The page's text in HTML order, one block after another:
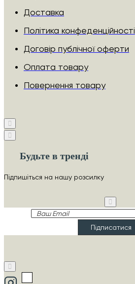
Доставка
Політика конфеденційності
Договір публічної оферти
Оплата товару
Повернення товару
Будьте в тренді
Підпишіться на нашу розсилку
Ваш
Підписатися